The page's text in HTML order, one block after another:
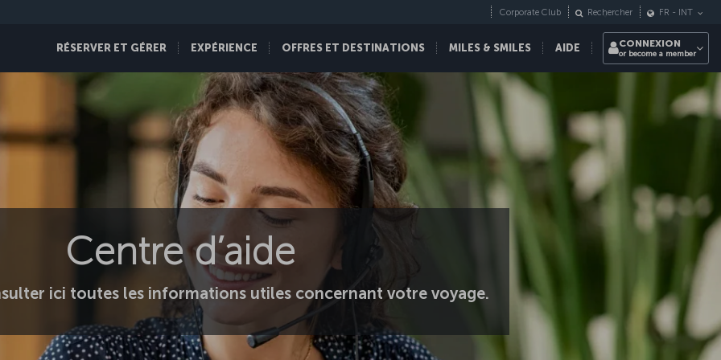
RÉSERVER ET GÉRER EXPÉRIENCE OFFRES ET DESTINATIONS MILES & SMILES AIDE
Corporate Club Rechercher FR - INT
CONNEXION
or become a member
Centre d’aide
ici toutes les informations utiles concernant votre voyage.